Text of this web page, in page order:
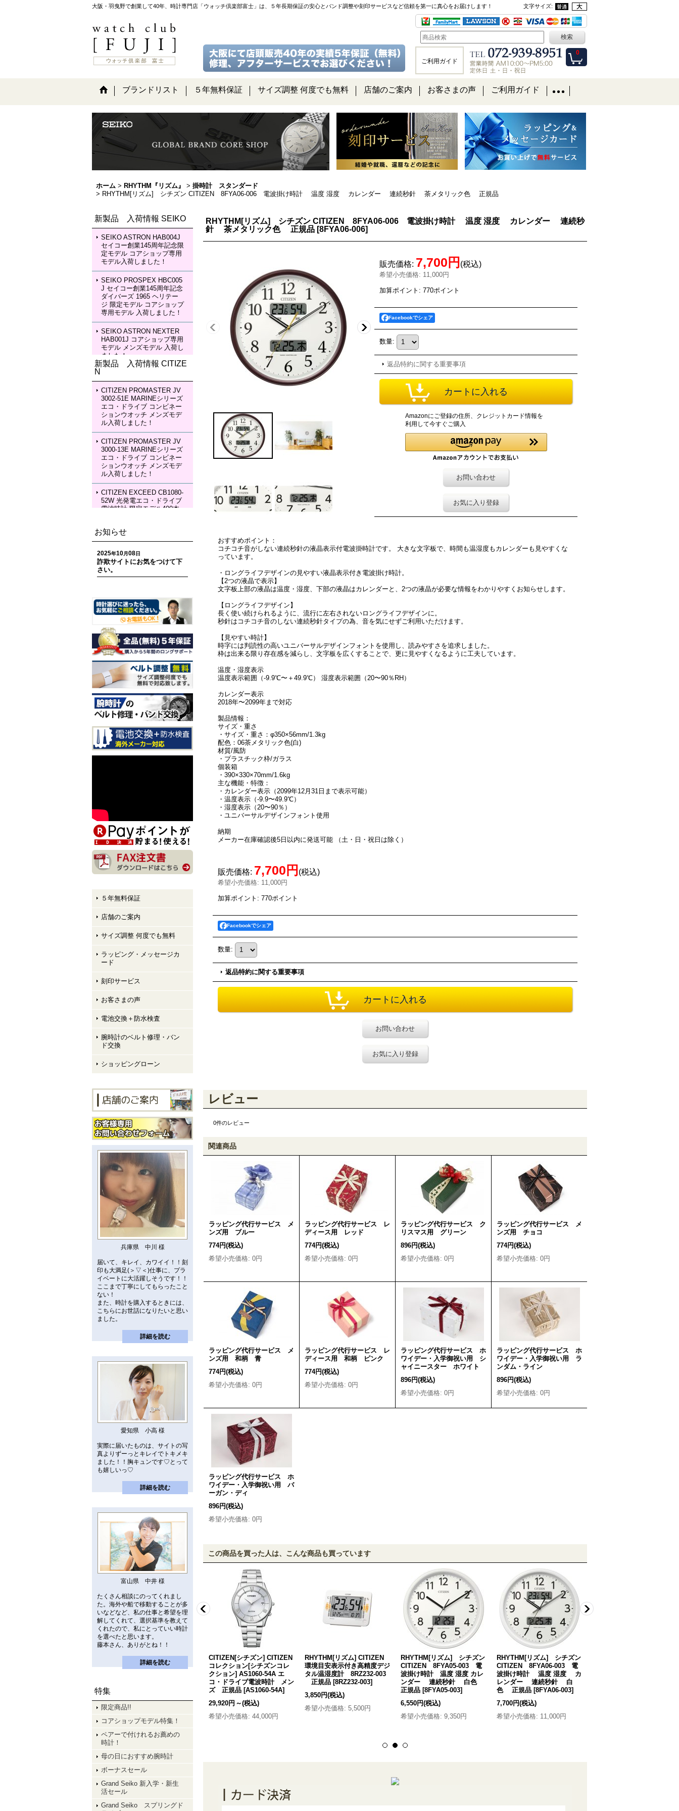
大阪・羽曳野で創業して40年、時計専門店「ウォッチ倶楽部富士」は、５年長期保証の安心とバンド調整や刻印サービスなど信頼を第一に真心をお届けします！ 文字サイズ:
0
ご利用ガイド
ブランドリスト ５年無料保証 サイズ調整 何度でも無料 店舗のご案内 お客さまの声 ご利用ガイド
ホーム > RHYTHM『リズム』 > 掛時計 スタンダード
> RHYTHM[リズム] シチズン CITIZEN 8FYA06-006 電波掛け時計 温度 湿度 カレンダー 連続秒針 茶メタリック色 正規品
新製品 入荷情報 SEIKO
SEIKO ASTRON HAB004J
セイコー創業145周年記念限
定モデル コアショップ専用
モデル入荷しました！
SEIKO PROSPEX HBC005
J セイコー創業145周年記念
ダイバーズ 1965 ヘリテー
ジ 限定モデル コアショップ
専用モデル 入荷しました！
SEIKO ASTRON NEXTER
HAB001J コアショップ専用
モデル メンズモデル 入荷し
ました！
HAB002J コアショップ専用
モデル メンズモデル 入荷し
ました！
SEIKO LUKIA HEA003J LU
KIA Grow with DAICHI MIU
RA Limited Edition レディー
スモデル 入荷しました！
SEIKO LUKIA HEA004J LU
KIA Grow with DAICHI MIU
RA Limited Edition メカニカ
ルウォッチ レディースモデ
ル 入荷しました！
新製品 入荷情報 CITIZE
N
CITIZEN PROMASTER JV
3002-51E MARINEシリーズ
エコ・ドライブ コンビネー
ションウオッチ メンズモデ
ル入荷しました！
CITIZEN PROMASTER JV
3000-13E MARINEシリーズ
エコ・ドライブ コンビネー
ションウオッチ メンズモデ
ル入荷しました！
CITIZEN EXCEED CB1080-
52W 光発電エコ・ドライブ
電波時計 限定モデル400本
CITIZEN EXCEED EC1120-
59W 光発電エコ・ドライブ
電波時計 限定モデル400本
ペアモデル レディースモデ
ル 入荷しました！
80H ACT Line 光発電エコ・
ドライブ GPS衛星電波時計
限定モデル 世界限定1,800
本 メンズモデル 入荷しまし
た！
CITIZEN ATTESA CC4078-
51E ACT Line LIGHT in BL
ACK Eco-Drive 50th Anniver
sary Edition メンズモデル
入荷しました！
CITIZEN EXCEED CB1147-
61E LIGHT in BLACK Eco-
Drive 50th Anniversary Editi
on メンズモデル 入荷しま
した！
CITIZEN ATTESA AT8384-5
n ES9495-59E LIGHT in BL
ACK Eco-Drive 50th Anniver
sary Edition レディースモデ
ル 入荷しました！
お知らせ
2025年10月 08日
詐欺サイトにお気をつけて下
さい。
５年無料保証
店舗のご案内
サイズ調整 何度でも無料
ラッピング・メッセージカ
ード
刻印サービス
お客さまの声
電池交換＋防水検査
腕時計のベルト修理・バン
ド交換
ショッピングローン
兵庫県 中川 様
届いて、キレイ、カワイイ！！刻
印も大満足(＞▽＜)仕事に、プラ
イベートに大活躍しそうです！！
ここまで丁寧にしてもらったこと
ない！
また、時計を購入するときには、
こちらにお世話になりたいと思い
ました。
詳細を読む
愛知県 小高 様
実際に届いたものは、サイトの写
真よりずーっとキレイでトキメキ
ました！！胸キュンです♡とって
も嬉しいっ♡
詳細を読む
富山県 中井 様
たくさん相談にのってくれまし
た。海外や船で移動することが多
いなどなど、私の仕事と希望を理
解してくれて、選択基準を教えて
くれたので、私にとっていい時計
を選べたと思います。
藤本さん、ありがとね！！
詳細を読む
特集
限定商品!!
コアショップモデル特集！
ペアーで付けれるお薦めの
時計！
母の日におすすめ腕時計
ボーナスセール
Grand Seiko 新入学・新生
活セール
Grand Seiko スプリングド
RHYTHM[リズム] シチズン CITIZEN 8FYA06-006 電波掛け時計 温度 湿度 カレンダー 連続秒
針 茶メタリック色 正規品 [8FYA06-006]
販売価格: 7,700円 (税込)
希望小売価格: 11,000円
加算ポイント: 770ポイント
Facebookでシェア
数量:
返品特約に関する重要事項
Amazonにご登録の住所、クレジットカード情報を
利用して今すぐご購入
お問い合わせ
お気に入り登録
おすすめポイント：
コチコチ音がしない連続秒針の液晶表示付電波掛時計です。 大きな文字板で、時間も温湿度もカレンダーも見やすくな
っています。
・ロングライフデザインの見やすい液晶表示付き電波掛け時計。
【2つの液晶で表示】
文字板上部の液晶は温度・湿度、下部の液晶はカレンダーと、2つの液晶が必要な情報をわかりやすくお知らせします。
【ロングライフデザイン】
長く使い続けられるように、流行に左右されないロングライフデザインに。
秒針はコチコチ音のしない連続秒針タイプの為、音を気にせずご利用いただけます。
【見やすい時計】
時字には判読性の高いユニバーサルデザインフォントを使用し、読みやすさを追求しました。
枠は出来る限り存在感を減らし、文字板を広くすることで、更に見やすくなるように工夫しています。
温度・湿度表示
温度表示範囲（-9.9℃〜＋49.9℃） 湿度表示範囲（20〜90％RH）
カレンダー表示
2018年〜2099年まで対応
製品情報：
サイズ・重さ
・サイズ・重さ：φ350×56mm/1.3kg
配色：06茶メタリック色(白)
材質/風防
・プラスチック枠/ガラス
個装箱
・390×330×70mm/1.6kg
主な機能・特徴：
・カレンダー表示（2099年12月31日まで表示可能）
・温度表示（-9.9〜49.9℃）
・湿度表示（20〜90％）
・ユニバーサルデザインフォント使用
納期
メーカー在庫確認後5日以内に発送可能 （土・日・祝日は除く）
販売価格: 7,700円 (税込)
希望小売価格: 11,000円
加算ポイント: 770ポイント
Facebookでシェア
数量:
返品特約に関する重要事項
お問い合わせ
お気に入り登録
レビュー
0件のレビュー
関連商品
ラッピング代行サービス メ
ンズ用 ブルー
774円(税込)
希望小売価格: 0円
ラッピング代行サービス レ
ディース用 レッド
774円(税込)
希望小売価格: 0円
ラッピング代行サービス ク
リスマス用 グリーン
896円(税込)
希望小売価格: 0円
ラッピング代行サービス メ
ンズ用 チョコ
774円(税込)
希望小売価格: 0円
ラッピング代行サービス メ
ンズ用 和柄 青
774円(税込)
希望小売価格: 0円
ラッピング代行サービス レ
ディース用 和柄 ピンク
774円(税込)
希望小売価格: 0円
ラッピング代行サービス ホ
ワイデー・入学御祝い用 シ
ャイニースター ホワイト
896円(税込)
希望小売価格: 0円
ラッピング代行サービス ホ
ワイデー・入学御祝い用 ラ
ンダム・ライン
896円(税込)
希望小売価格: 0円
ラッピング代行サービス ホ
ワイデー・入学御祝い用 バ
ーガン・ディ
896円(税込)
希望小売価格: 0円
この商品を買った人は、こんな商品も買っています
環境目安表示付き高精度デジ
RHYTHM[リズム] RHYTHM
シチズン CITIZEN 4RQ0
11,550円(税込)
希望小売価格
16,500円
CITIZEN[シチズン] CITIZEN
コレクション[シチズンコレ
クション] AS1060-54A エ
コ・ドライブ電波時計 メン
ズ 正規品 [AS1060-54A]
29,920円 ～(税込)
希望小売価格: 44,000円
RHYTHM[リズム] CITIZEN
環境目安表示付き高精度デジ
タル温湿度計 8RZ232-003
正規品 [8RZ232-003]
3,850円(税込)
希望小売価格: 5,500円
RHYTHM[リズム] シチズン
CITIZEN 8FYA05-003 電
波掛け時計 温度 湿度 カレ
ンダー 連続秒針 白色
正規品 [8FYA05-003]
6,550円(税込)
希望小売価格: 9,350円
RHYTHM[リズム] シチズン
CITIZEN 8FYA06-003 電
波掛け時計 温度 湿度 カ
レンダー 連続秒針 白
色 正規品 [8FYA06-003]
7,700円(税込)
希望小売価格: 11,000円